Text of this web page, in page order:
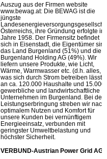
Auszug aus der Firmen website
www.bewag.at: Die BEWAG ist die
jüngste
Österreichs, ihre Gründung erfolgte im
Jahre 1958. Der Firmensitz befindet
sich in Eisenstadt, die Eigentümer sind
das Land Burgenland (51%) und die
Burgenland Holding AG (49%). Wir
liefern unsere Produkte, wie Licht,
Wärme, Warmwasser etc. (d.h. alles,
was sich durch Strom betreiben lässt)
an ca. 120.000 Haushalte und 15.000
gewerbliche und landwirtschaftliche
Unternehmen im Burgenland. Bei der
Leistungserbringung streben wir nach
optimalem Nutzen und Komfort für
unsere Kunden bei vernünftigem
Energieeinsatz, verbunden mit
geringster Umweltbelastung und
höchster Sicherheit.
VERBUND-Austrian Power Grid AG